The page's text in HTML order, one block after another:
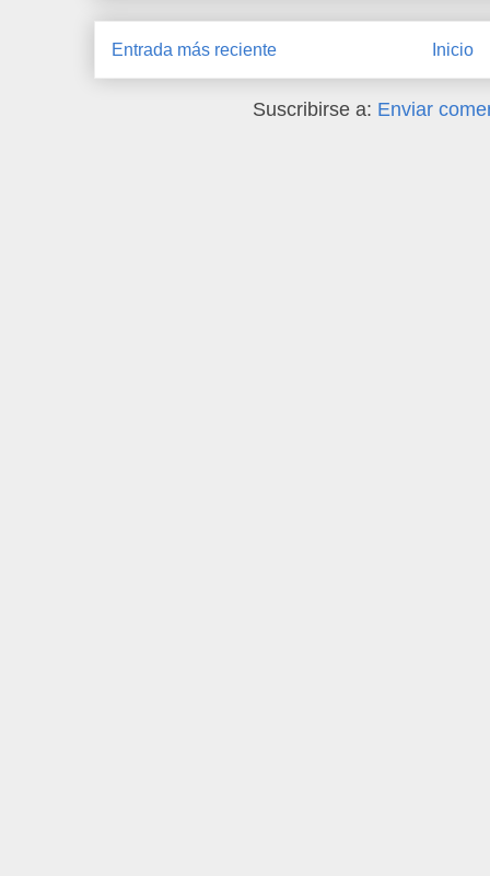
Entrada más reciente Inicio
Suscribirse a: Enviar